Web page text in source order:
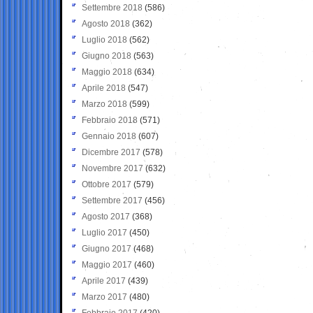
Settembre 2018 (586)
Agosto 2018 (362)
Luglio 2018 (562)
Giugno 2018 (563)
Maggio 2018 (634)
Aprile 2018 (547)
Marzo 2018 (599)
Febbraio 2018 (571)
Gennaio 2018 (607)
Dicembre 2017 (578)
Novembre 2017 (632)
Ottobre 2017 (579)
Settembre 2017 (456)
Agosto 2017 (368)
Luglio 2017 (450)
Giugno 2017 (468)
Maggio 2017 (460)
Aprile 2017 (439)
Marzo 2017 (480)